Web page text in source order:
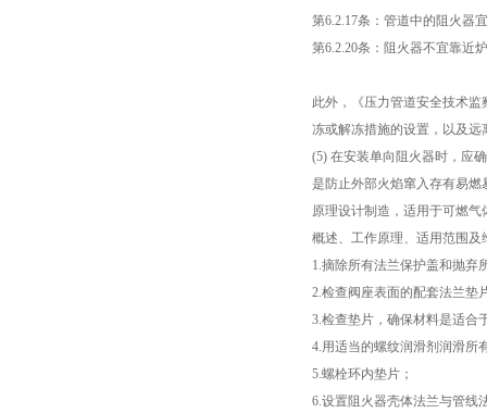
第6.2.17条：管道中的阻火器
第6.2.20条：阻火器不宜靠近
此外，《压力管道安全技术
冻或解冻措施的设置，以及
(5) 在安装单向阻火器时，应
是防止外部火焰窜入存有易
原理设计制造，适用于可燃
概述、工作原理、适用范围及
1.摘除所有法兰保护盖和抛弃
2.检查阀座表面的配套法兰垫
3.检查垫片，确保材料是适合
4.用适当的螺纹润滑剂润滑所
5.螺栓环内垫片；
6.设置阻火器壳体法兰与管线